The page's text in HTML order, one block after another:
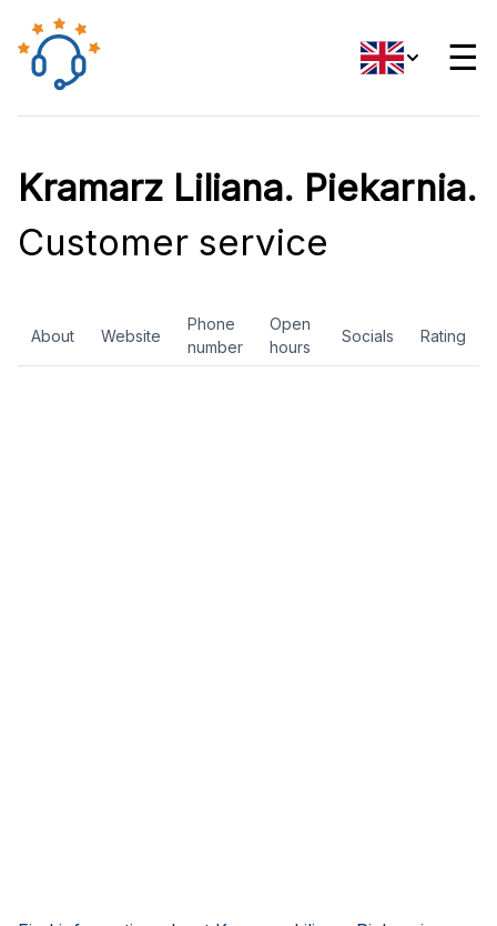
☰
Kramarz Liliana. Piekarnia.
Customer service
About Website
Phone
number
Open
hours
Socials Rating